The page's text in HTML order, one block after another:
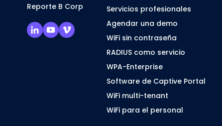
Reporte B Corp
Servicios profesionales
Agendar una demo
WiFi sin contraseña
RADIUS como servicio
WPA-Enterprise
Software de Captive Portal
WiFi multi-tenant
WiFi para el personal